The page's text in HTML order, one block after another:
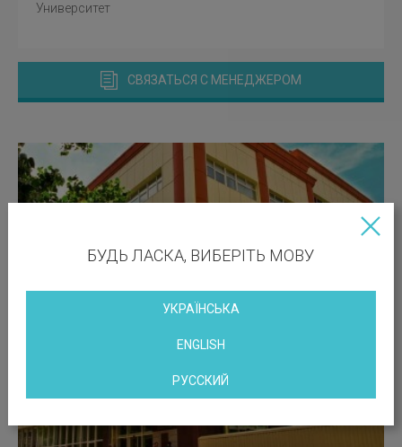
Университет
СВЯЗАТЬСЯ С МЕНЕДЖЕРОМ
БУДЬ ЛАСКА, ВИБЕРІТЬ МОВУ
УКРАЇНСЬКА
ENGLISH
РУССКИЙ